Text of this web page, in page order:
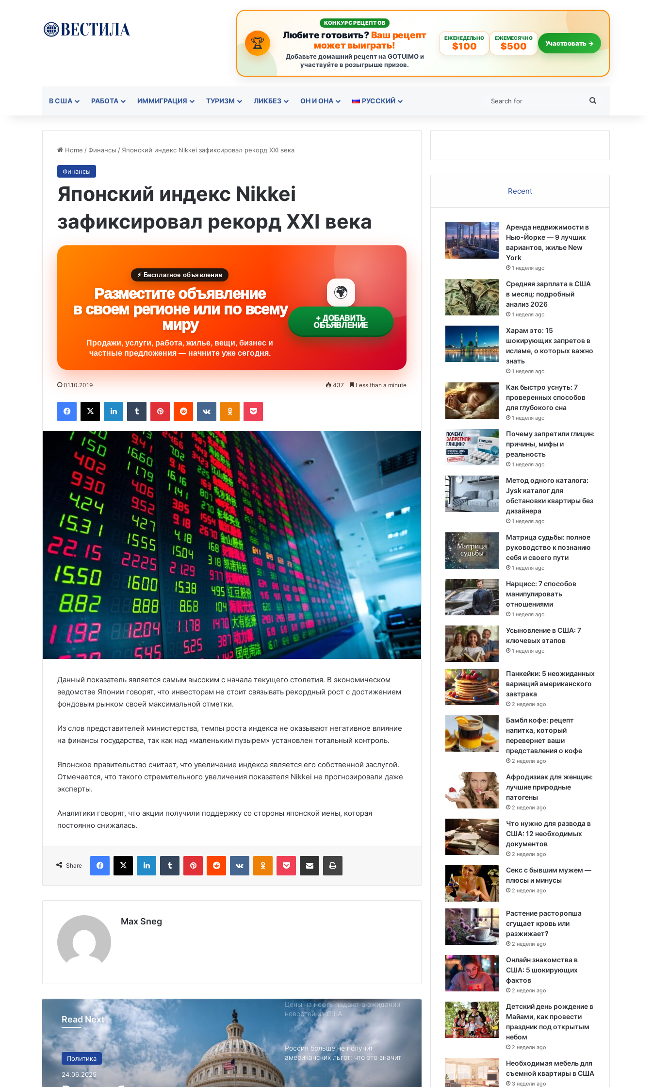
🏆
КОНКУРС РЕЦЕПТОВ
Любите готовить?Ваш рецепт
может выиграть!
Добавьте домашний рецепт на GOTUIMO и
участвуйте в розыгрыше призов.
ЕЖЕНЕДЕЛЬНО
$100
ЕЖЕМЕСЯЧНО
$500 Участвовать →
В США РАБОТА ИММИГРАЦИЯ ТУРИЗМ ЛИКБЕЗ ОН И ОНА РУССКИЙ
Home /Финансы / Японский индекс Nikkei зафиксировал рекорд ХХI века
Финансы
Японский индекс Nikkei
зафиксировал рекорд ХХI века
⚡ Бесплатное объявление
Разместите объявление
в своем регионе или по всему
миру
Продажи, услуги, работа, жилье, вещи, бизнес и
частные предложения — начните уже сегодня.
🌍
+ ДОБАВИТЬ
ОБЪЯВЛЕНИЕ
01.10.2019 437 Less than a minute
Данный показатель является самым высоким с начала текущего столетия. В экономическом
ведомстве Японии говорят, что инвесторам не стоит связывать рекордный рост с достижением
фондовым рынком своей максимальной отметки.
Из слов представителей министерства, темпы роста индекса не оказывают негативное влияние
на финансы государства, так как над «маленьким пузырем» установлен тотальный контроль.
Японское правительство считает, что увеличение индекса является его собственной заслугой.
Отмечается, что такого стремительного увеличения показателя Nikkei не прогнозировали даже
эксперты.
Аналитики говорят, что акции получили поддержку со стороны японской иены, которая
постоянно снижалась.
Share
Max Sneg
Read Next
Политика
24.06.2025
Джанет Л. Йеллен в Суниве в
Норкроссе, Джорджия
Engraving and Printing (BEP)
Цены на нефть падают в ожидании
новостей из США
Россия больше не получит
американских льгот: что это значит
и к чему приведёт
Recent
Аренда недвижимости в
Нью-Йорке — 9 лучших
вариантов, жилье New
York
1 неделя ago
Средняя зарплата в США
в месяц: подробный
анализ 2026
1 неделя ago
Харам это: 15
шокирующих запретов в
исламе, о которых важно
знать
1 неделя ago
Как быстро уснуть: 7
проверенных способов
для глубокого сна
1 неделя ago
Почему запретили глицин:
причины, мифы и
реальность
1 неделя ago
Метод одного каталога:
Jysk каталог для
обстановки квартиры без
дизайнера
1 неделя ago
Матрица судьбы: полное
руководство к познанию
себя и своего пути
1 неделя ago
Нарцисс: 7 способов
манипулировать
отношениями
1 неделя ago
Усыновление в США: 7
ключевых этапов
1 неделя ago
Панкейки: 5 неожиданных
вариаций американского
завтрака
2 недели ago
Бамбл кофе: рецепт
напитка, который
перевернет ваши
представления о кофе
2 недели ago
Афродизиак для женщин:
лучшие природные
патогены
2 недели ago
Что нужно для развода в
США: 12 необходимых
документов
2 недели ago
Секс с бывшим мужем —
плюсы и минусы
2 недели ago
Растение расторопша
сгущает кровь или
разжижает?
2 недели ago
Онлайн знакомства в
США: 5 шокирующих
фактов
2 недели ago
Детский день рождение в
Майами, как провести
праздник под открытым
небом
2 недели ago
Необходимая мебель для
съемной квартиры в США
3 недели ago